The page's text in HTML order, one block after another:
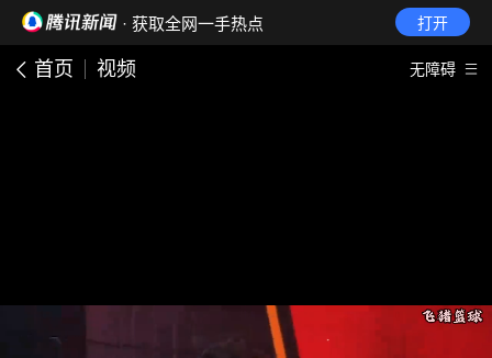
· 获取全网一手热点 打开
首页 视频 无障碍